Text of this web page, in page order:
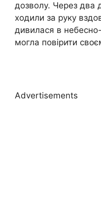
дозволу. Через два
ходили за руку
дивилася в небесно-
могла повірити
Advertisements